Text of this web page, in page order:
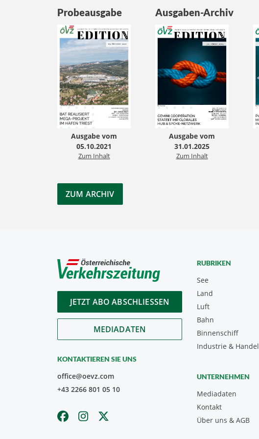
Probeausgabe
Ausgabe vom
05.10.2021
Zum Inhalt
Ausgaben-Archiv
Ausgabe vom
31.01.2025
Zum Inhalt
ZUM ARCHIV
JETZT ABO ABSCHLIESSEN
MEDIADATEN
KONTAKTIEREN SIE UNS
office@oevz.com
+43 2266 801 05 10
RUBRIKEN
See
Land
Luft
Bahn
Binnenschiff
Industrie & Handel
UNTERNEHMEN
Mediadaten
Kontakt
Über uns & AGB